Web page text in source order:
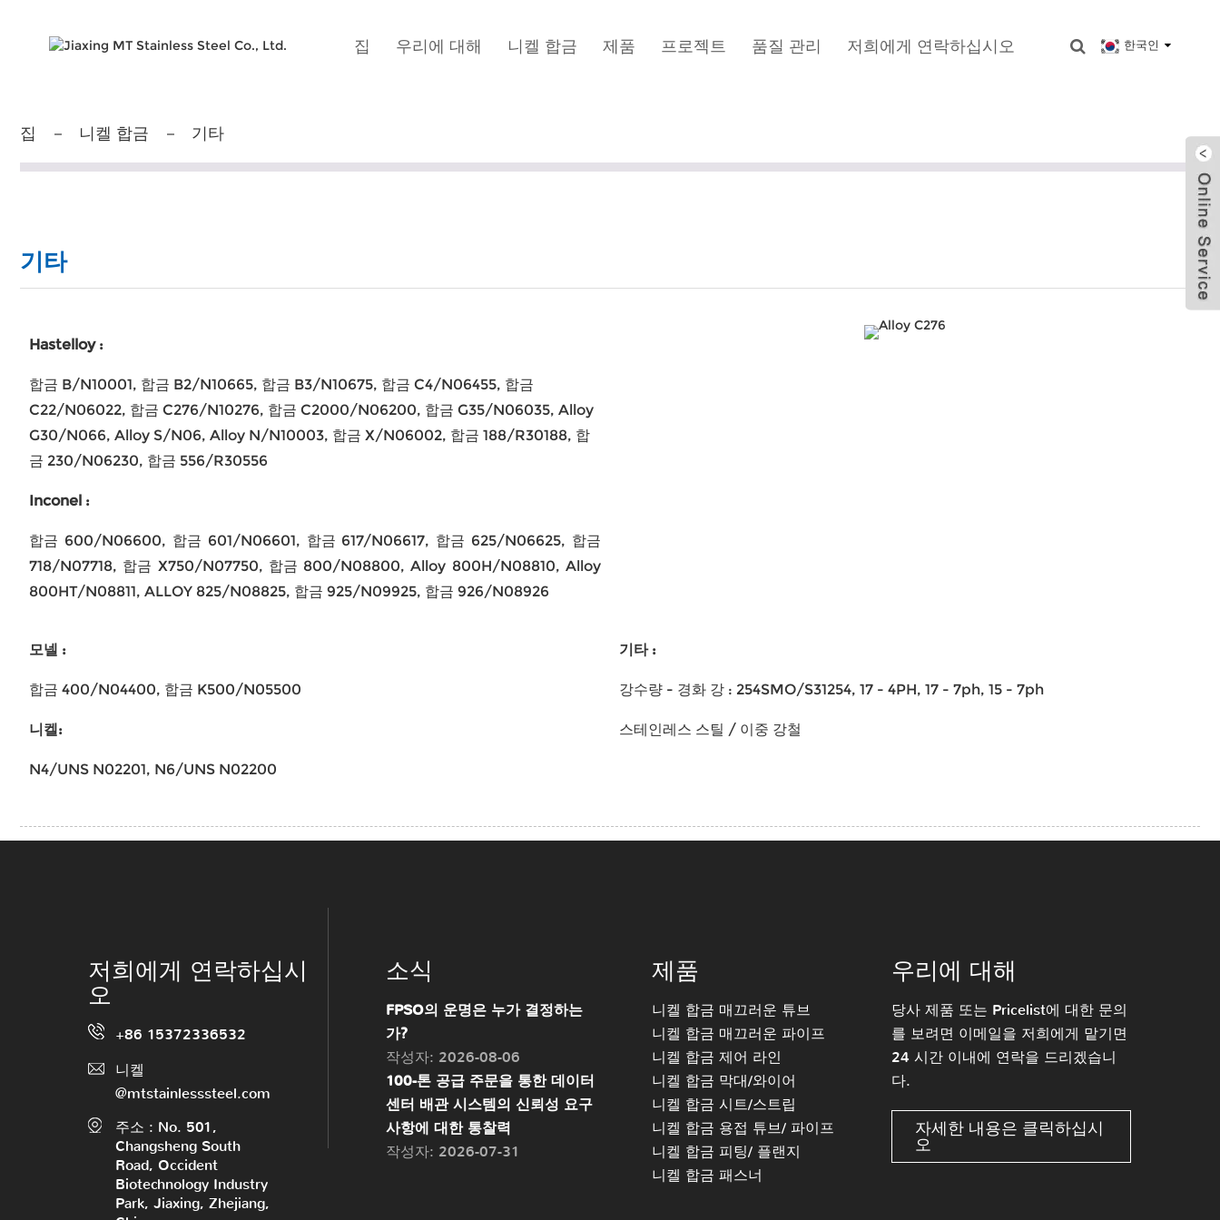
집 우리에 대해 니켈 합금 제품 프로젝트 품질 관리 저희에게 연락하십시오 한국인
집 니켈 합금 기타
기타
Hastelloy :
합금 B/N10001, 합금 B2/N10665, 합금 B3/N10675, 합금 C4/N06455, 합금
C22/N06022, 합금 C276/N10276, 합금 C2000/N06200, 합금 G35/N06035, Alloy
G30/N066, Alloy S/N06, Alloy N/N10003, 합금 X/N06002, 합금 188/R30188, 합
금 230/N06230, 합금 556/R30556
Inconel :
합금 600/N06600, 합금 601/N06601, 합금 617/N06617, 합금 625/N06625, 합금
718/N07718, 합금 X750/N07750, 합금 800/N08800, Alloy 800H/N08810, Alloy
800HT/N08811, ALLOY 825/N08825, 합금 925/N09925, 합금 926/N08926
모넬 :
합금 400/N04400, 합금 K500/N05500
니켈:
N4/UNS N02201, N6/UNS N02200
기타 :
강수량 - 경화 강 : 254SMO/S31254, 17 - 4PH, 17 - 7ph, 15 - 7ph
스테인레스 스틸 / 이중 강철
저희에게 연락하십시
오
+86 15372336532
니켈
@mtstainlesssteel.com
주소 : No. 501,
Changsheng South
Road, Occident
Biotechnology Industry
Park, Jiaxing, Zhejiang,
소식
FPSO의 운명은 누가 결정하는
가?
작성자: 2026-08-06
100-톤 공급 주문을 통한 데이터
센터 배관 시스템의 신뢰성 요구
사항에 대한 통찰력
작성자: 2026-07-31
제품
니켈 합금 매끄러운 튜브
니켈 합금 매끄러운 파이프
니켈 합금 제어 라인
니켈 합금 막대/와이어
니켈 합금 시트/스트립
니켈 합금 용접 튜브/ 파이프
니켈 합금 피팅/ 플랜지
니켈 합금 패스너
우리에 대해
당사 제품 또는 Pricelist에 대한 문의
를 보려면 이메일을 저희에게 맡기면
24 시간 이내에 연락을 드리겠습니
다.
자세한 내용은 클릭하십시
오